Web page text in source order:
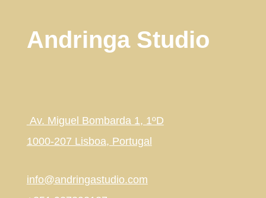
Andringa Studio
Av. Miguel Bombarda 1, 1ºD
1000-207 Lisboa, Portugal
info@andringastudio.com